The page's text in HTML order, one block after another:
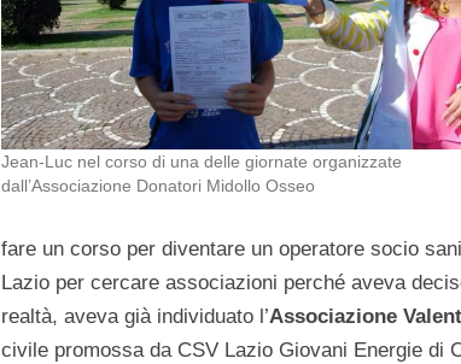
Jean-Luc nel corso di una delle giornate organizzate
dall’Associazione Donatori Midollo Osseo
fare un corso per diventare un operatore socio
Lazio per cercare associazioni perché aveva
realtà, aveva già individuato l’Associazione
civile promossa da CSV Lazio Giovani Energie di